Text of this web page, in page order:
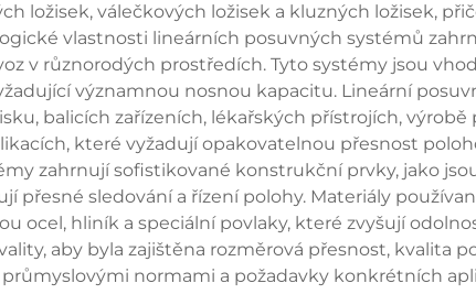
ložisek, válečkových ložisek a kluzných ložisek,
vlastnosti lineárních posuvných systémů
v různorodých prostředích. Tyto systémy jsou
významnou nosnou kapacitu. Lineární
balicích zařízeních, lékařských přístrojích,
které vyžadují opakovatelnou přesnost
zahrnují sofistikované konstrukční prvky, jako
přesné sledování a řízení polohy. Materiály
ocel, hliník a speciální povlaky, které zvyšují
aby byla zajištěna rozměrová přesnost, kvalita
normami a požadavky konkrétních